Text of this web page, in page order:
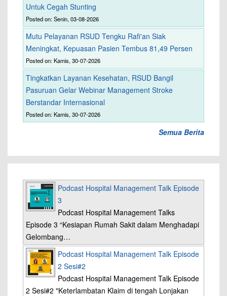
Untuk Cegah Stunting
Posted on: Senin, 03-08-2026
Mutu Pelayanan RSUD Tengku Rafi'an Siak
Meningkat, Kepuasan Pasien Tembus 81,49 Persen
Posted on: Kamis, 30-07-2026
Tingkatkan Layanan Kesehatan, RSUD Bangil
Pasuruan Gelar Webinar Management Stroke
Berstandar Internasional
Posted on: Kamis, 30-07-2026
Semua Berita
Podcast Hospital Management Talk Episode
3
Podcast Hospital Management Talks
Episode 3 “Kesiapan Rumah Sakit dalam Menghadapi
Gelombang…
Podcast Hospital Management Talk Episode
2 Sesi#2
Podcast Hospital Management Talk Episode
2 Sesi#2 "Keterlambatan Klaim di tengah Lonjakan